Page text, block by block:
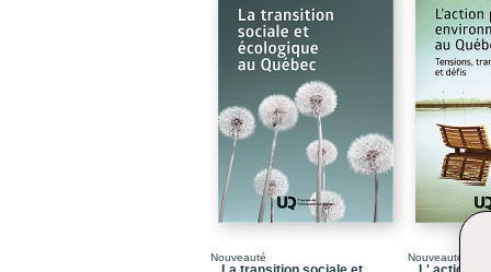
Nouveauté Nouveauté